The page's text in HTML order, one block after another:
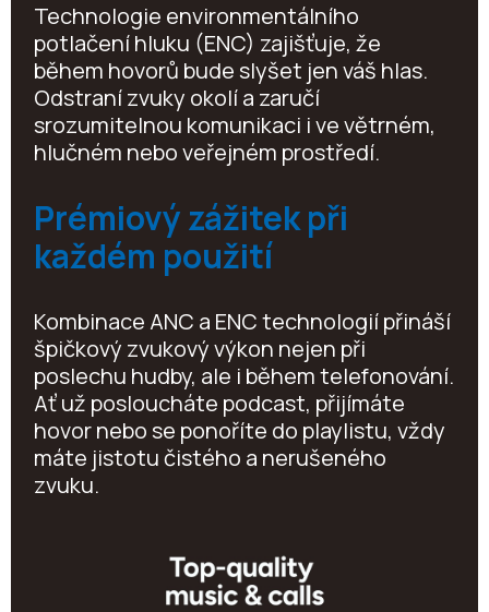
Technologie environmentálního
potlačení hluku (ENC) zajišťuje, že
během hovorů bude slyšet jen váš hlas.
Odstraní zvuky okolí a zaručí
srozumitelnou komunikaci i ve větrném,
hlučném nebo veřejném prostředí.
Prémiový zážitek při
každém použití
Kombinace ANC a ENC technologií přináší
špičkový zvukový výkon nejen při
poslechu hudby, ale i během telefonování.
Ať už posloucháte podcast, přijímáte
hovor nebo se ponoříte do playlistu, vždy
máte jistotu čistého a nerušeného
zvuku.